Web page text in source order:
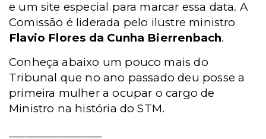
e um site especial para marcar essa data. A
Comissão é liderada pelo ilustre ministro
Flavio Flores da Cunha Bierrenbach.
Conheça abaixo um pouco mais do
Tribunal que no ano passado deu posse a
primeira mulher a ocupar o cargo de
Ministro na história do STM.